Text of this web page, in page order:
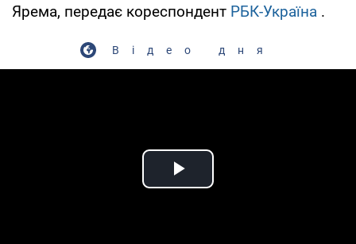
Ярема, передає кореспондент РБК-Україна .
Відео дня
Play Video